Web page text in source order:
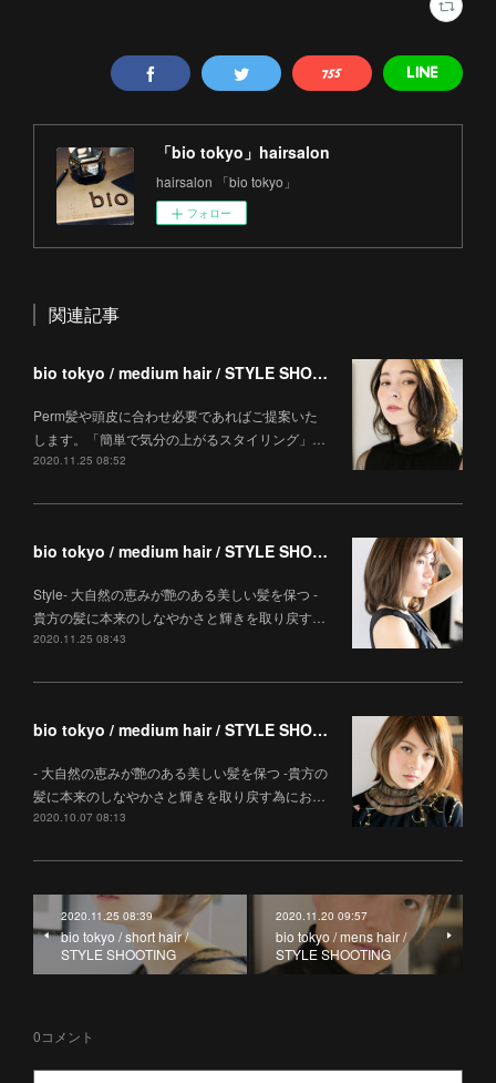
「bio tokyo」hairsalon
hairsalon 「bio tokyo」
フォロー
関連記事
bio tokyo / medium hair / STYLE SHOOTING
Perm髪や頭皮に合わせ必要であればご提案いた
します。「簡単で気分の上がるスタイリング」…
2020.11.25 08:52
bio tokyo / medium hair / STYLE SHOOTING
Style- 大自然の恵みが艶のある美しい髪を保つ -
貴方の髪に本来のしなやかさと輝きを取り戻す…
2020.11.25 08:43
bio tokyo / medium hair / STYLE SHOOTING
- 大自然の恵みが艶のある美しい髪を保つ -貴方の
髪に本来のしなやかさと輝きを取り戻す為にお…
2020.10.07 08:13
2020.11.25 08:39
bio tokyo / short hair /
STYLE SHOOTING
2020.11.20 09:57
bio tokyo / mens hair /
STYLE SHOOTING
0コメント